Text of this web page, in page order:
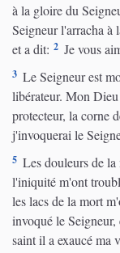
à la gloire du
Seigneur l'arracha à
et a dit: 2 Je vous
3 Le Seigneur est
libérateur. Mon
protecteur, la corne
j'invoquerai le
5 Les douleurs de
l'iniquité m'ont
les lacs de la mort
invoqué le
saint il a exaucé ma